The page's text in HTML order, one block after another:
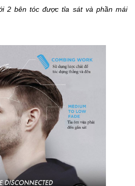
2 bên tóc được tỉa sát và phần mái